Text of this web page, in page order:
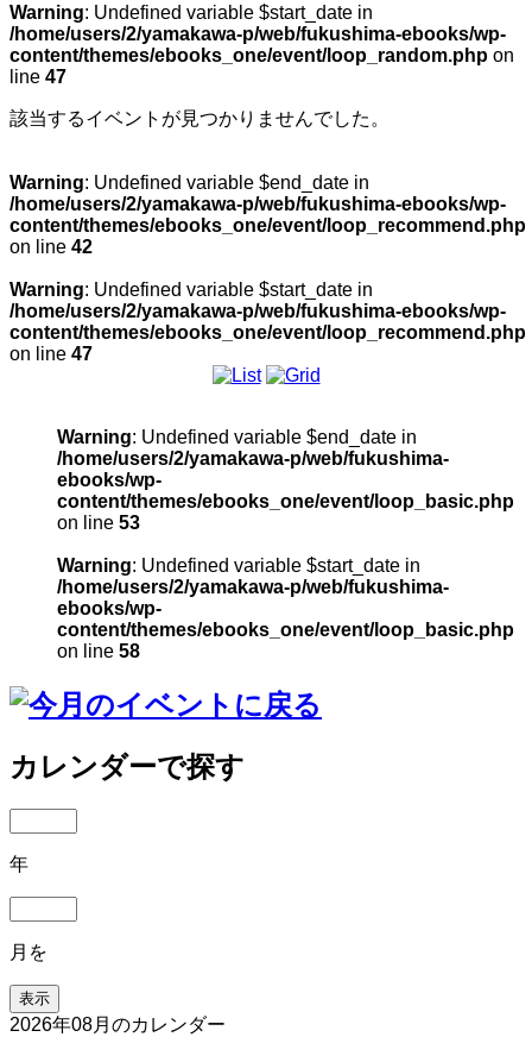
Warning: Undefined variable $start_date in
/home/users/2/yamakawa-p/web/fukushima-ebooks/wp-
content/themes/ebooks_one/event/loop_random.php on
line 47
該当するイベントが見つかりませんでした。
Warning: Undefined variable $end_date in
/home/users/2/yamakawa-p/web/fukushima-ebooks/wp-
content/themes/ebooks_one/event/loop_recommend.php
on line 42
Warning: Undefined variable $start_date in
/home/users/2/yamakawa-p/web/fukushima-ebooks/wp-
content/themes/ebooks_one/event/loop_recommend.php
on line 47
Warning: Undefined variable $end_date in
/home/users/2/yamakawa-p/web/fukushima-
ebooks/wp-
content/themes/ebooks_one/event/loop_basic.php
on line 53
Warning: Undefined variable $start_date in
/home/users/2/yamakawa-p/web/fukushima-
ebooks/wp-
content/themes/ebooks_one/event/loop_basic.php
on line 58
カレンダーで探す
年
月を
2026年08月のカレンダー